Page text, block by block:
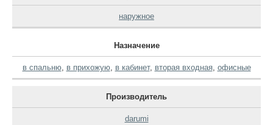
наружное
Назначение
в спальню, в прихожую, в кабинет, вторая входная, офисные
Производитель
darumi